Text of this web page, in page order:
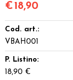
€ 18,90
Cod. art.:
VBAH001
P. Listino:
18,90 €